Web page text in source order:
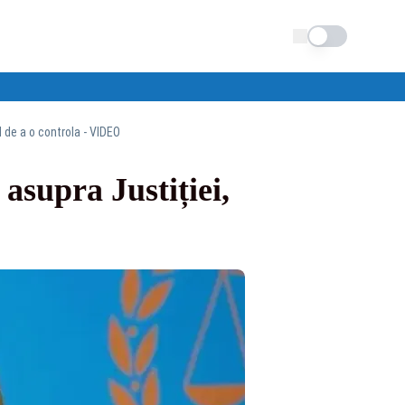
Schimba tema
a o controla - VIDEO
Justiției,